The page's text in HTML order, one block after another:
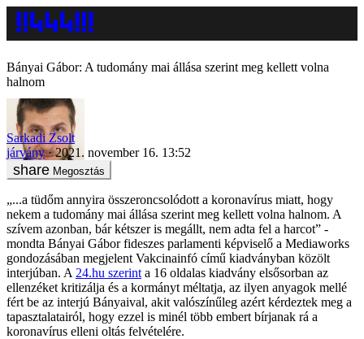
Bányai Gábor: A tudomány mai állása szerint meg kellett volna
halnom
Sarkadi Zsolt
járvány
2021. november 16. 13:52
Megosztás
„...a tüdőm annyira összeroncsolódott a koronavírus miatt, hogy
nekem a tudomány mai állása szerint meg kellett volna halnom. A
szívem azonban, bár kétszer is megállt, nem adta fel a harcot” -
mondta Bányai Gábor fideszes parlamenti képviselő a Mediaworks
gondozásában megjelent Vakcinainfó című kiadványban közölt
interjúban. A 24.hu szerint a 16 oldalas kiadvány elsősorban az
ellenzéket kritizálja és a kormányt méltatja, az ilyen anyagok mellé
fért be az interjú Bányaival, akit valószínűleg azért kérdeztek meg a
tapasztalatairól, hogy ezzel is minél több embert bírjanak rá a
koronavírus elleni oltás felvételére.